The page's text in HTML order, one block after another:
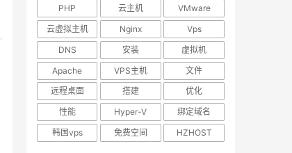
PHP
云主机
VMware
云虚拟主机
Nginx
Vps
DNS
安装
虚拟机
Apache
VPS主机
文件
远程桌面
搭建
优化
性能
Hyper-V
绑定域名
韩国vps
免费空间 HZHOST